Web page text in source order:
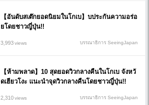
【อันดับสเต๊กยอดนิยมในโกเบ】บประกันความอร่อ
ยโดยชาวญี่ปุ่น!!
3,993views บรรณาธิการ SeeingJapan
【ห้ามพลาด】10 สุดยอดวิวกลางคืนในโกเบ จังหวั
ดเฮียวโงะ แนะนำจุดวิวกลางคืนโดยชาวญี่ปุ่น!!
2,310views บรรณาธิการ SeeingJapan